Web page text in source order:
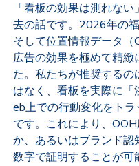
「看板の効果は測れな
去の話です。2026年の
そして位置情報データ
広告の効果を極めて精
た。私たちが推奨する
はなく、看板を実際に
eb上での行動変化をト
です。これにより、
か、あるいはブランド認
数字で証明することが可